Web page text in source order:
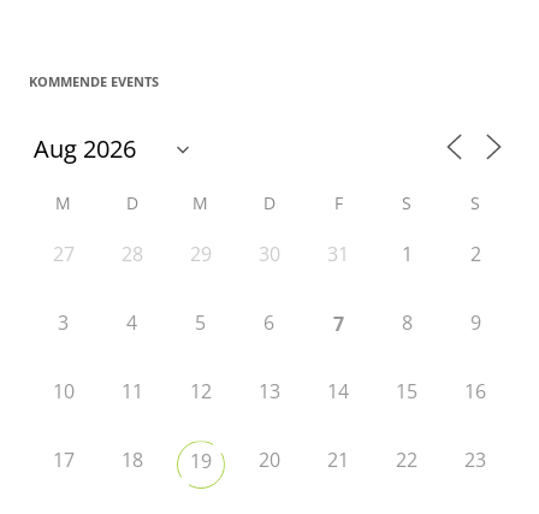
KOMMENDE EVENTS
M D M D F S S
27 28 29 30 31 1 2
3 4 5 6 7 8 9
10 11 12 13 14 15 16
17 18 19 20 21 22 23